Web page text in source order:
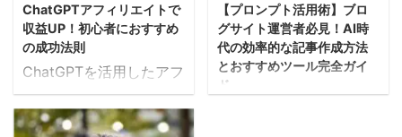
ど、安全に副収入を得る
ための知識を詳しく解説
します。スマホ副業に興
味がある方は、ぜひ参考
スマホ副業とは？初心者
術の進歩により、
ChatGPTを活用したコン
テンツ制作が注目を集め
ています。このツールを
上手に活用すれば、執筆
ChatGPTアフィリエイトで
収益UP！初心者におすすめ
の成功法則
ChatGPTを活用したアフ
ィリエイトは、コンテン
ツ制作の効率化や最適化
【プロンプト活用術】ブロ
グサイト運営者必見！AI時
代の効率的な記事作成方法
とおすすめツール完全ガイ
ド